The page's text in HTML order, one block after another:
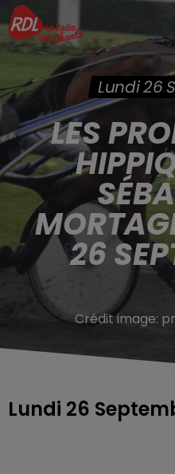
Lundi 26
LES
26
Crédit image:
Lundi 26